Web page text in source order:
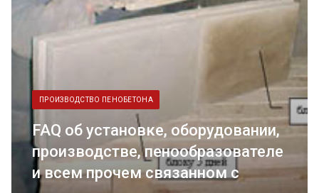
ПРОИЗВОДСТВО ПЕНОБЕТОНА
FAQ об установке, оборудовании,
производстве, пенообразователе
и всем прочем связанном с